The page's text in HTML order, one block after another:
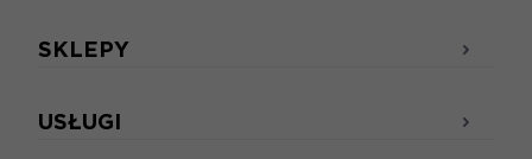
SKLEPY
USŁUGI